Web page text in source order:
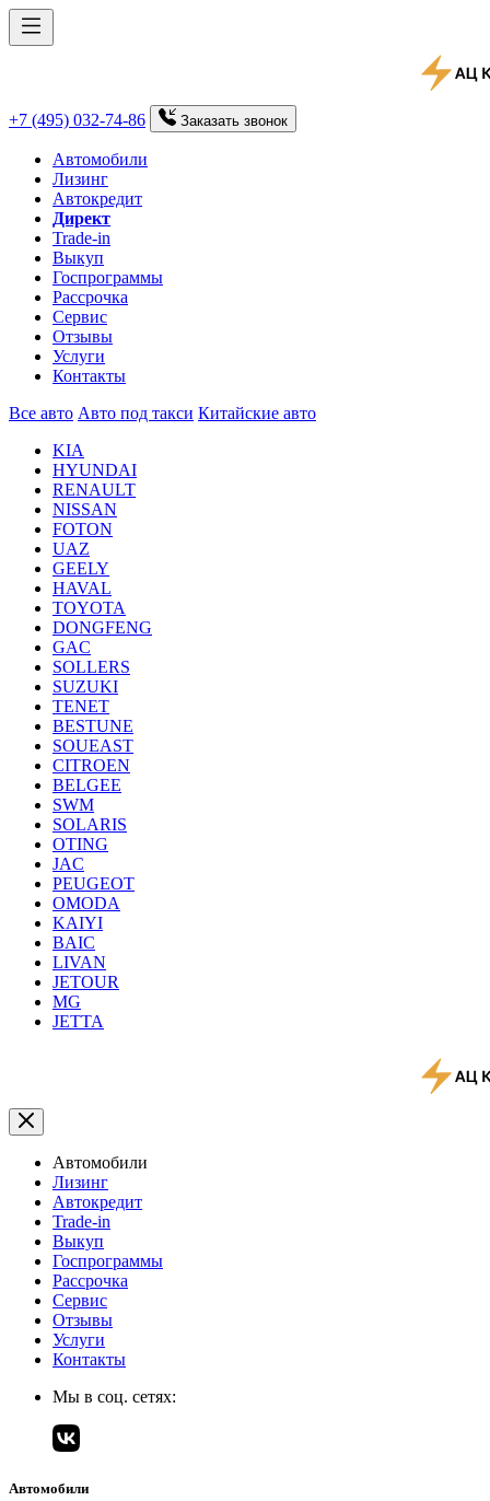
+7 (495) 032-74-86 Заказать звонок
Автомобили
Лизинг
Автокредит
Директ
Trade-in
Выкуп
Госпрограммы
Рассрочка
Сервис
Отзывы
Услуги
Контакты
Все авто Авто под такси Китайские авто
KIA
HYUNDAI
RENAULT
NISSAN
FOTON
UAZ
GEELY
HAVAL
TOYOTA
DONGFENG
GAC
SOLLERS
SUZUKI
TENET
BESTUNE
SOUEAST
CITROEN
BELGEE
SWM
SOLARIS
OTING
JAC
PEUGEOT
OMODA
KAIYI
BAIC
LIVAN
JETOUR
MG
JETTA
Автомобили
Лизинг
Автокредит
Trade-in
Выкуп
Госпрограммы
Рассрочка
Сервис
Отзывы
Услуги
Контакты
Мы в соц. сетях:
Автомобили